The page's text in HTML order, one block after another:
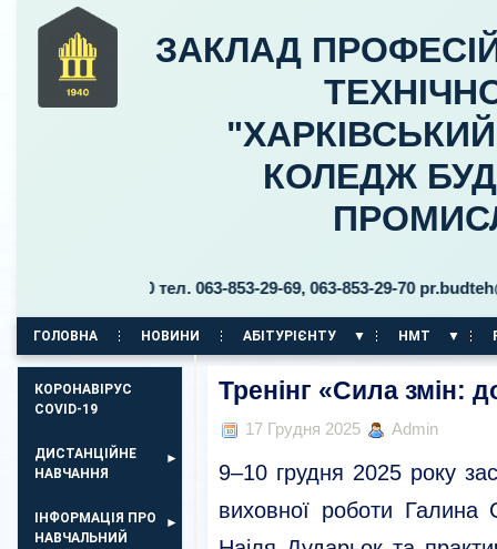
ЗАКЛАД
КОЛЕДЖ
30 тел. 063-853-29-69, 063-853-29-70
ГОЛОВНА НОВИНИ АБІТУРІЄНТУ НМТ
КОРОНАВІРУС
COVID-19
ДИСТАНЦІЙНЕ
НАВЧАННЯ
ІНФОРМАЦІЯ ПРО
НАВЧАЛЬНИЙ
Тренінг «Сила змін:
17 Грудня 2025 Admin
9–10 грудня 2025 року
виховної роботи Галина